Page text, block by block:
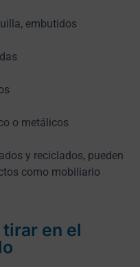
embutidos
o metálicos
y reciclados, pueden
como mobiliario
en el